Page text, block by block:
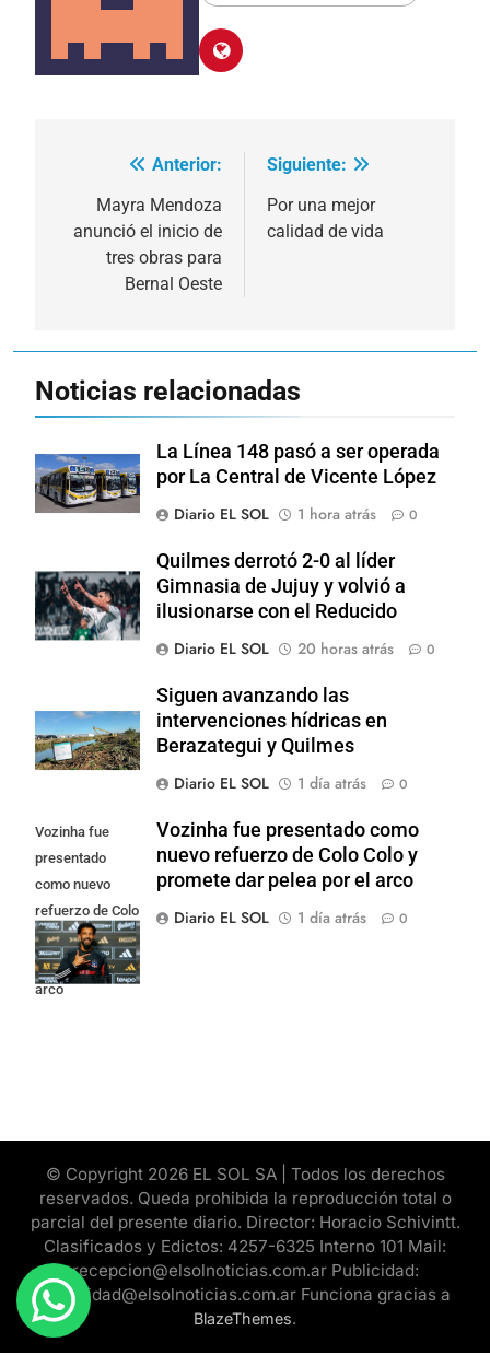
Navegación
entradas
Anterior:
Mayra Mendoza
anunció el inicio de
tres obras para
Bernal Oeste
Siguiente:
Por una mejor
calidad de vida
Noticias relacionadas
La Línea 148 pasó a ser operada
por La Central de Vicente López
Diario EL SOL
1 hora atrás 0
Quilmes derrotó 2-0 al líder
Gimnasia de Jujuy y volvió a
ilusionarse con el Reducido
Diario EL SOL
20 horas atrás 0
Siguen avanzando las
intervenciones hídricas en
Berazategui y Quilmes
Diario EL SOL
1 día atrás 0
Vozinha fue
presentado
como nuevo
refuerzo de Colo
Colo y promete
dar pelea por el
arco
Vozinha fue presentado como
nuevo refuerzo de Colo Colo y
promete dar pelea por el arco
Diario EL SOL
1 día atrás 0
© Copyright 2026 EL SOL SA | Todos los derechos
reservados. Queda prohibida la reproducción total o
parcial del presente diario. Director: Horacio Schivintt.
Clasificados y Edictos: 4257-6325 Interno 101 Mail:
recepcion@elsolnoticias.com.ar Publicidad:
publicidad@elsolnoticias.com.ar Funciona gracias a
BlazeThemes.